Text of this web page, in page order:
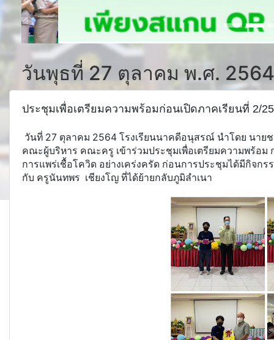
วันพุธที่ 27 ตุลาคม พ.ศ. 2564
ประชุมเพื่อเตรียมความพร้อมก่อนเปิดภาคเรียนที่ 2/
วันที่ 27 ตุลาคม 2564 โรงเรียนนาคดีอนุสรณ์ นำโดย นาย
คณะผู้บริหาร คณะครู เข้าร่วมประชุมเพื่อเตรียมความพร้อม
การแพร่เชื้อโควิด อย่างเคร่งครัด ก่อนการประชุมได้มีกิจก
กับ ครูนันทพร เชียงโญ ที่ได้ย้ายกลับภูมิลำเนา